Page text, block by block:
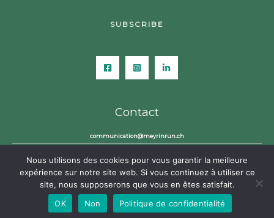
SUBSCRIBE
t
e
t
v
e
Contact
communication@meyrinrun.ch
Meyrin Run,p.a Association Les Foulées Automnales de Meyrin
Av. de Vaudagne 13bis
1217 Meyrin
Politique de confidentialité
Notice sur les cookies
Nous utilisons des cookies pour vous garantir la meilleure
expérience sur notre site web. Si vous continuez à utiliser ce
site, nous supposerons que vous en êtes satisfait.
OK
Non Politique de confidentialité